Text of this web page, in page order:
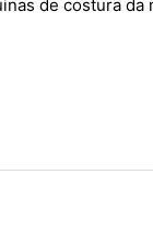
de costura da